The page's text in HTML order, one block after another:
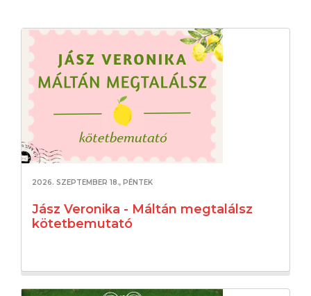
2026. SZEPTEMBER 18., PÉNTEK
Jász Veronika - Máltán megtalálsz
kötetbemutató